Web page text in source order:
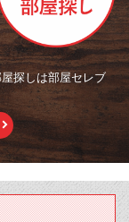
探しは部屋セレブ